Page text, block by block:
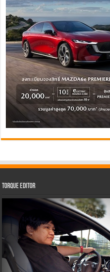
Torque Editor